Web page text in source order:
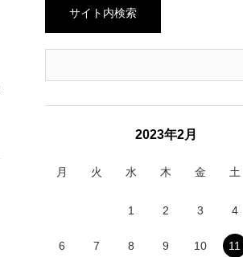
サイト内検索
2023年2月
月 火 水 木 金 土
1 2 3 4
6 7 8 9 10 11